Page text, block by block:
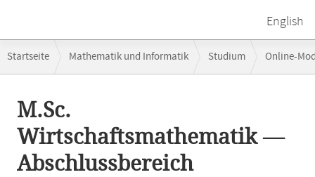
English
Navigation
Startseite Mathematik und Informatik Studium Online-
M.Sc.
Wirtschaftsmathematik —
Abschlussbereich